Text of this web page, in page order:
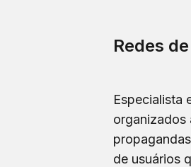
Redes
Especialista
organizados
de usuários